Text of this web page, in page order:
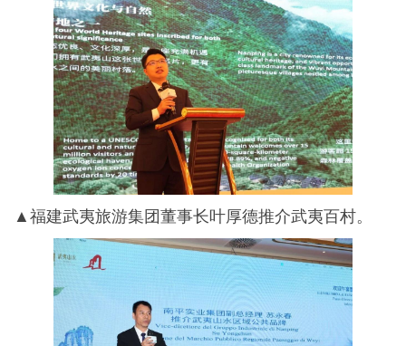
▲福建武夷旅游集团董事长叶厚德推介武夷百村。